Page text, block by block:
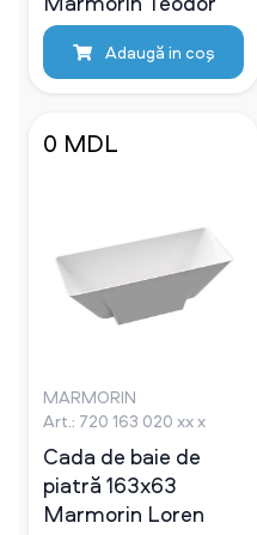
Adaugă in coş
0 MDL
MARMORIN
Art.: 720 163 020 xx x
Cada de baie de
piatră 163х63
Marmorin Loren